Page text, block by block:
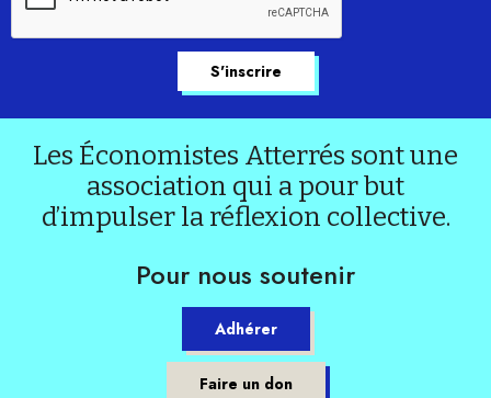
Les Économistes Atterrés sont une
association qui a pour but
d’impulser la réflexion collective.
Pour nous soutenir
Adhérer
Faire un don